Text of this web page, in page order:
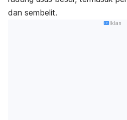
dan sembelit.
Iklan